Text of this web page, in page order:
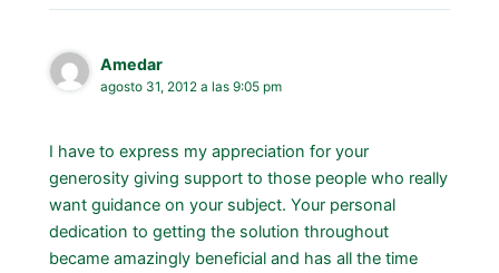
Amedar
agosto 31, 2012 a las 9:05 pm
I have to express my appreciation for your
generosity giving support to those people who really
want guidance on your subject. Your personal
dedication to getting the solution throughout
became amazingly beneficial and has all the time